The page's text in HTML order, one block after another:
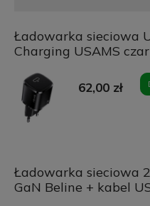
Ładowarka sieciowa
Charging USAMS
62,00 zł
Ładowarka sieciowa
GaN Beline + kabel